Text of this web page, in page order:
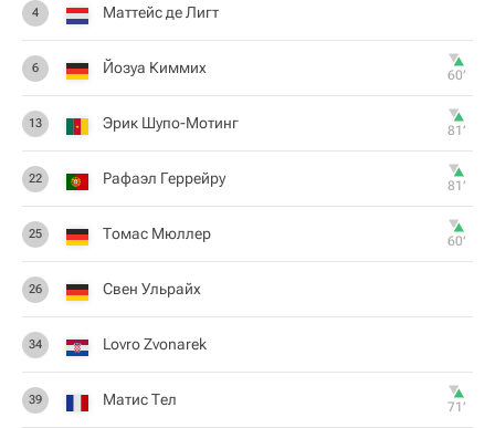
4 Маттейс де Лигт
6 Йозуа Киммих 60‎’‎
13 Эрик Шупо-Мотинг 81‎’‎
22 Рафаэл Геррейру 81‎’‎
25 Томас Мюллер 60‎’‎
26 Свен Ульрайх
34 Lovro Zvonarek
39 Матис Тел 71‎’‎